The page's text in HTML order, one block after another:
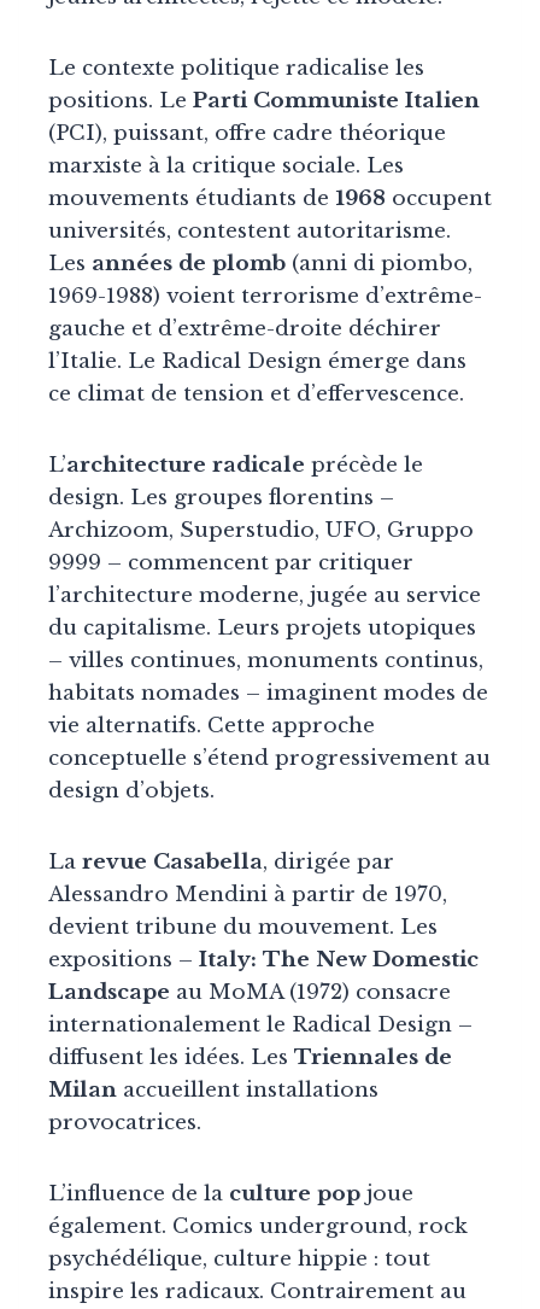
Le contexte politique radicalise les
positions. Le Parti Communiste Italien
(PCI), puissant, offre cadre théorique
marxiste à la critique sociale. Les
mouvements étudiants de 1968 occupent
universités, contestent autoritarisme.
Les années de plomb (anni di piombo,
1969-1988) voient terrorisme d’extrême-
gauche et d’extrême-droite déchirer
l’Italie. Le Radical Design émerge dans
ce climat de tension et d’effervescence.
L’architecture radicale précède le
design. Les groupes florentins –
Archizoom, Superstudio, UFO, Gruppo
9999 – commencent par critiquer
l’architecture moderne, jugée au service
du capitalisme. Leurs projets utopiques
– villes continues, monuments continus,
habitats nomades – imaginent modes de
vie alternatifs. Cette approche
conceptuelle s’étend progressivement au
design d’objets.
La revue Casabella, dirigée par
Alessandro Mendini à partir de 1970,
devient tribune du mouvement. Les
expositions – Italy: The New Domestic
Landscape au MoMA (1972) consacre
internationalement le Radical Design –
diffusent les idées. Les Triennales de
Milan accueillent installations
provocatrices.
L’influence de la culture pop joue
également. Comics underground, rock
psychédélique, culture hippie : tout
inspire les radicaux. Contrairement au